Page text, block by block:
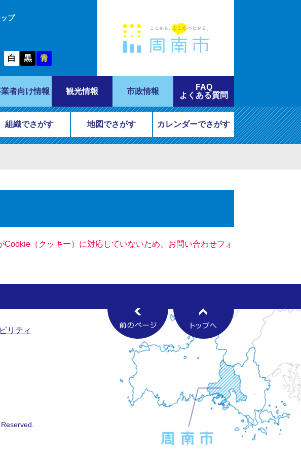
プ
白 黒 青
者向け情報 観光情報 市政情報
FAQ
よくある質問
組織でさがす 地図でさがす カレンダーでさがす
（クッキー）に対応していないため、お問い合わせフォ
リティ